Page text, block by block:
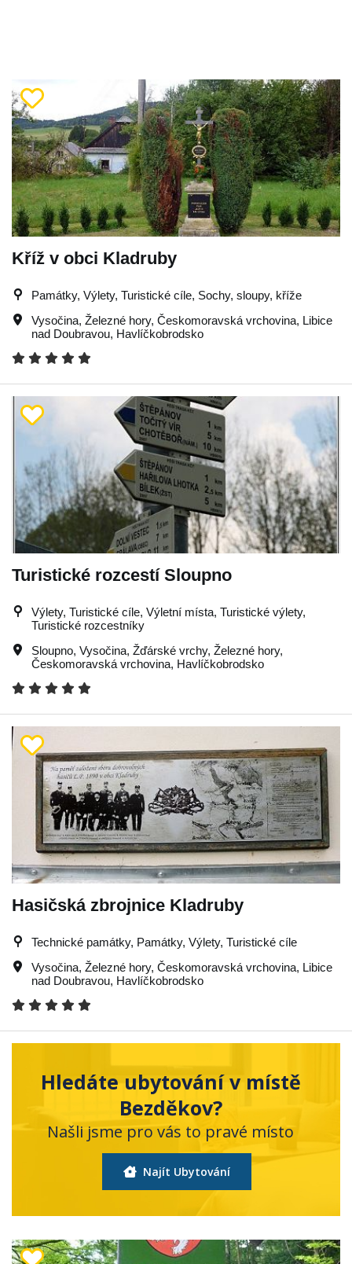
Kříž v obci Kladruby
Památky, Výlety, Turistické cíle, Sochy, sloupy, kříže
Vysočina, Železné hory, Českomoravská vrchovina, Libice
nad Doubravou, Havlíčkobrodsko
Turistické rozcestí Sloupno
Výlety, Turistické cíle, Výletní místa, Turistické výlety,
Turistické rozcestníky
Sloupno, Vysočina, Žďárské vrchy, Železné hory,
Českomoravská vrchovina, Havlíčkobrodsko
Hasičská zbrojnice Kladruby
Technické památky, Památky, Výlety, Turistické cíle
Vysočina, Železné hory, Českomoravská vrchovina, Libice
nad Doubravou, Havlíčkobrodsko
Hledáte ubytování v místě
Bezděkov?
Našli jsme pro vás to pravé místo
Najít Ubytování